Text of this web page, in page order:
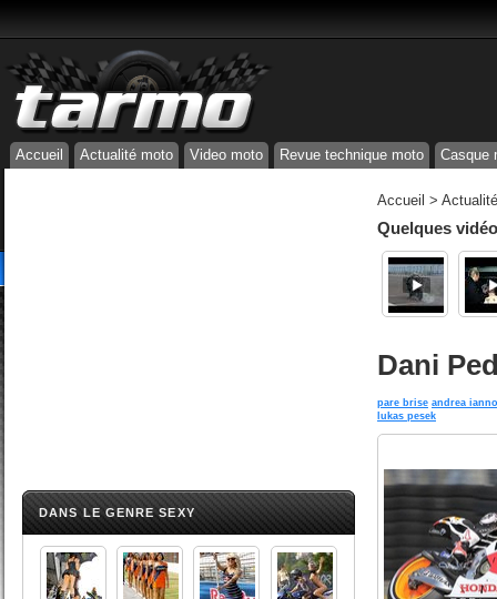
Accueil Actualité moto Video moto Revue technique moto Casque
DANS LE GENRE SEXY
Accueil >
Quelques
Dani
pare brise andrea
lukas pesek